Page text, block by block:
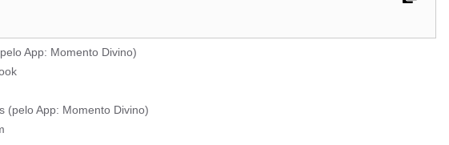
App: Momento Divino)
(pelo App: Momento Divino)